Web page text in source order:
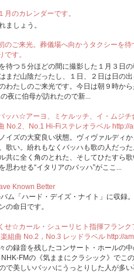
のカレンダーです。
ましょう。
のご来光。葬儀場へ向かうタクシーを待
です。
待つ５分ほどの間に撮影した１月３日
まだ山陰だったし、１日、２日は日の
わたしのご来光です。今日は朝９時か
夜に伯母が訪れたので新...
ッハ☆アーヨ、ミケルッチ、イ・ムジチ
No.2、No.1 Hi-Fiステレオラベル http://
イズの大変良い状態。ヴィヴァルディ
歌い。紛れもなくバッハも歌の人だっ
共に全く角のとれた、そしてひたすら
思わせる“イタリアのバッハ”がここ...
Known Better
ム「ハード・デイズ・ナイト」に収録
の命日です。
せ☆カール・シューリヒト指揮フランク
組曲 No.2，No.3 レッドラベル http://
の録音を残したコンサート・ホールの
FMの《気ままにクラシック》でこ
で美しいバッハにうっとりした人が多い